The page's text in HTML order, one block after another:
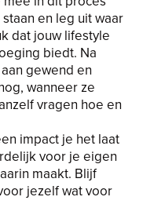
en leg uit waar
dat jouw lifestyle
biedt. Na
gewend en
wanneer ze
vragen hoe en
impact je het laat
voor je eigen
maakt. Blijf
jezelf wat voor